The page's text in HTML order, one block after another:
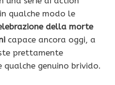
qualche modo le
della morte
capace ancora oggi, a
prettamente
qualche genuino brivido.